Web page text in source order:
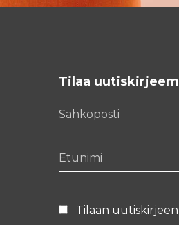
Tilaa
Tilaan